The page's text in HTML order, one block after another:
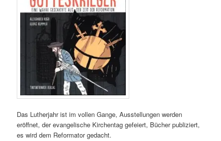
Das Lutherjahr ist im vollen Gange, Ausstellungen werden
eröffnet, der evangelische Kirchentag gefeiert, Bücher publiziert,
es wird dem Reformator gedacht.